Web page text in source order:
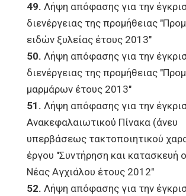
49. Λήψη απόφασης για την
διενέργειας της προμήθειας
ειδών ξυλείας έτους 2013"
50. Λήψη απόφασης για την
διενέργειας της προμήθειας
μαρμάρων έτους 2013"
51. Λήψη απόφασης για την
Ανακεφαλαιωτικού Πίνακα (άνευ
υπερβάσεως τακτοποιητικού
έργου "Συντήρηση και κατασκευή
Νέας Αγχιάλου έτους 2012"
52. Λήψη απόφασης για την